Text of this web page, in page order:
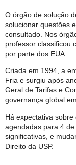
O órgão de solução
solucionar questões
consultado. Nos
professor classificou
por parte dos EUA.
Criada em 1994, a
Fria e surgiu após
Geral de Tarifas e
governança global
Há expectativa
agendadas para 4
significativas, e
Direito da USP.